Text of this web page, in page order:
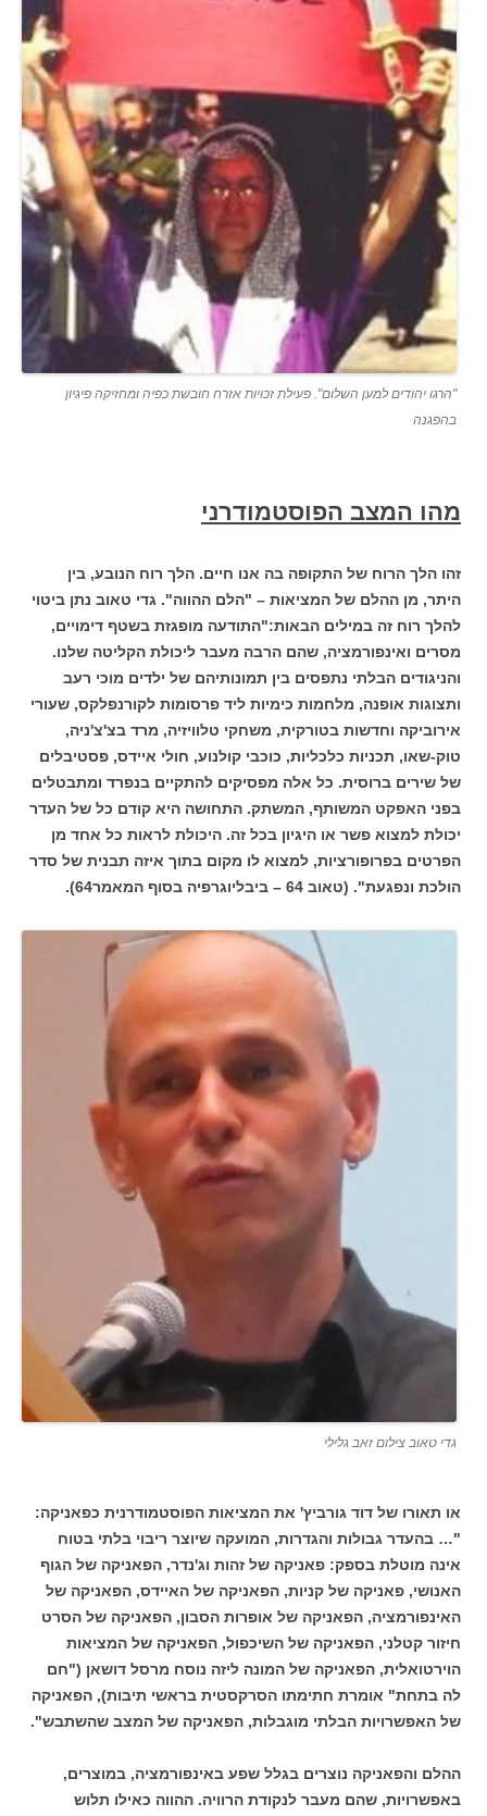
"הרגו יהודים למען השלום". פעילת זכויות אזרח חובשת כפיה ומחזיקה פיגיון
בהפגנה
מהו המצב הפוסטמודרני
זהו הלך הרוח של התקופה בה אנו חיים. הלך רוח הנובע, בין
היתר, מן ההלם של המציאות – "הלם ההווה". גדי טאוב נתן ביטוי
להלך רוח זה במילים הבאות:"התודעה מופגזת בשטף דימויים,
מסרים ואינפורמציה, שהם הרבה מעבר ליכולת הקליטה שלנו.
והניגודים הבלתי נתפסים בין תמונותיהם של ילדים מוכי רעב
ותצוגות אופנה, מלחמות כימיות ליד פרסומות לקורנפלקס, שעורי
אירוביקה וחדשות בטורקית, משחקי טלוויזיה, מרד בצ'צ'ניה,
טוק-שאו, תכניות כלכליות, כוכבי קולנוע, חולי איידס, פסטיבלים
של שירים ברוסית. כל אלה מפסיקים להתקיים בנפרד ומתבטלים
בפני האפקט המשותף, המשתק. התחושה היא קודם כל של העדר
יכולת למצוא פשר או היגיון בכל זה. היכולת לראות כל אחד מן
הפרטים בפרופורציות, למצוא לו מקום בתוך איזה תבנית של סדר
הולכת ונפגעת". (טאוב 64 – ביבליוגרפיה בסוף המאמר64).
גדי טאוב צילום זאב גלילי
או תאורו של דוד גורביץ' את המציאות הפוסטמודרנית כפאניקה:
"… בהעדר גבולות והגדרות, המועקה שיוצר ריבוי בלתי בטוח
אינה מוטלת בספק: פאניקה של זהות וג'נדר, הפאניקה של הגוף
האנושי, פאניקה של קניות, הפאניקה של האיידס, הפאניקה של
האינפורמציה, הפאניקה של אופרות הסבון, הפאניקה של הסרט
חיזור קטלני, הפאניקה של השיכפול, הפאניקה של המציאות
הוירטואלית, הפאניקה של המונה ליזה נוסח מרסל דושאן ("חם
לה בתחת" אומרת חתימתו הסרקסטית בראשי תיבות), הפאניקה
של האפשרויות הבלתי מוגבלות, הפאניקה של המצב שהשתבש".
ההלם והפאניקה נוצרים בגלל שפע באינפורמציה, במוצרים,
באפשרויות, שהם מעבר לנקודת הרוויה. ההווה כאילו תלוש